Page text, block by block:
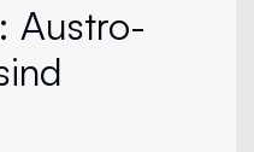
: Austro-